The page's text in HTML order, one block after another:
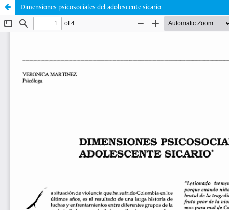
Dimensiones psicosociales del adolescente sicario